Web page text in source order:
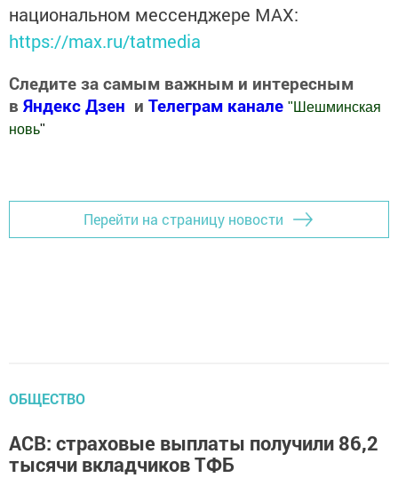
национальном мессенджере MАХ:
https://max.ru/tatmedia
Следите за самым важным и интересным
в Яндекс Дзен и Телеграм канале " Шешминская
новь"
Перейти на страницу новости
ОБЩЕСТВО
АСВ: страховые выплаты получили 86,2
тысячи вкладчиков ТФБ